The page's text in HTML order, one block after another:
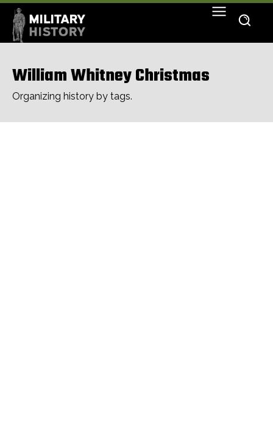
William Whitney Christmas
Organizing history by tags.